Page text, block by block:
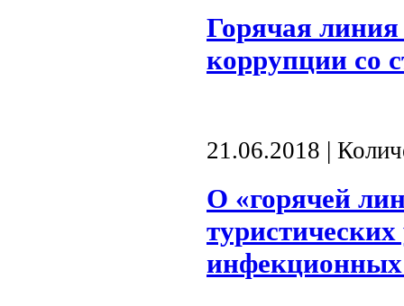
Горячая
коррупции со
21.06.2018 |
О «горячей
инфекционных